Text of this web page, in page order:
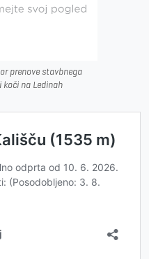
prenove stavbnega
na Ledinah